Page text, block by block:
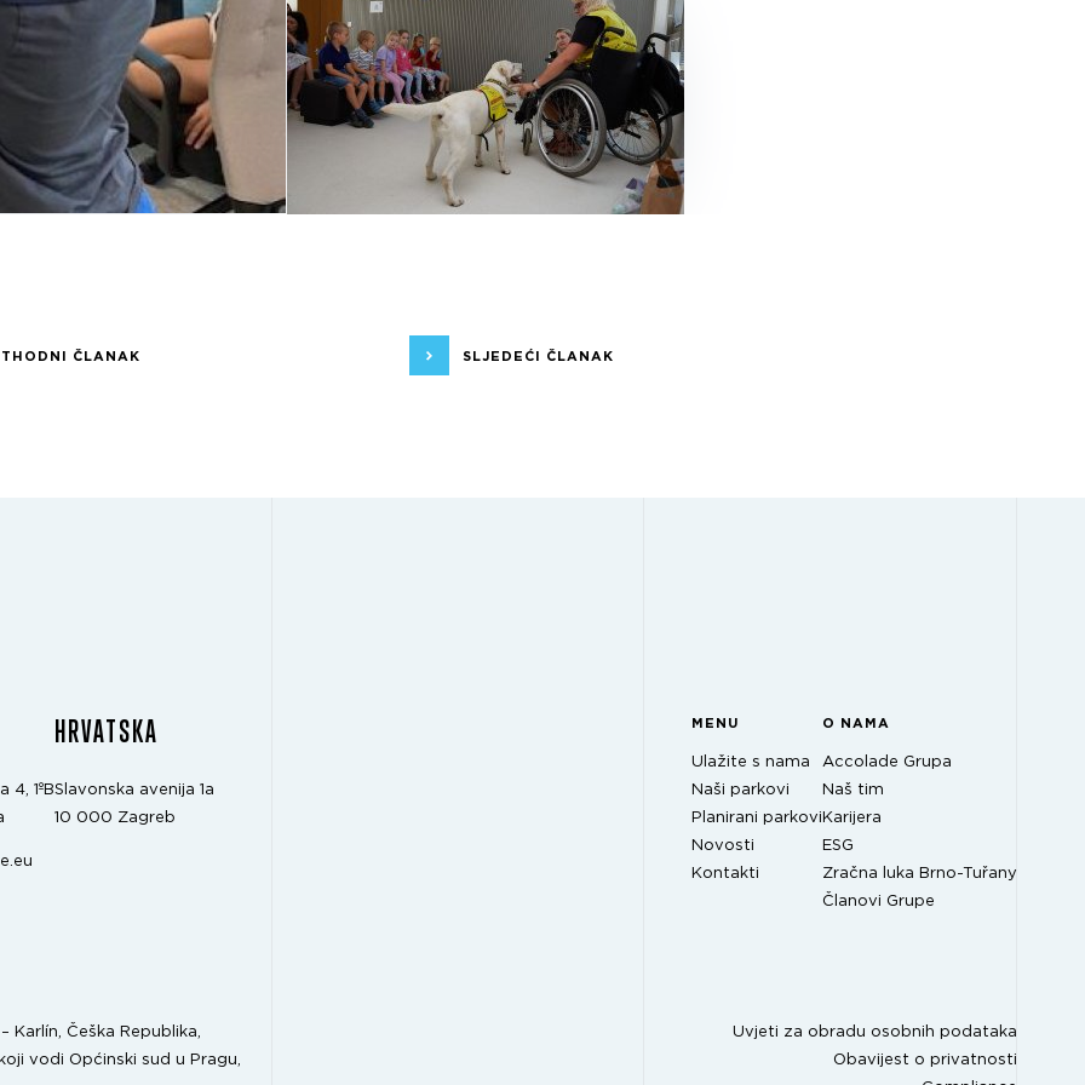
ČLANAK SLJEDEĆI ČLANAK
4, 1ºB
HRVATSKA
Slavonska avenija 1a
10 000 Zagreb
MENU
Ulažite s nama
Naši parkovi
Planirani parkovi
Novosti
Kontakti
O NAMA
Accolade Grupa
Naš tim
Karijera
ESG
Zračna luka Brno-Tuřany
Članovi Grupe
Karlín, Češka Republika,
vodi Općinski sud u Pragu,
Uvjeti za obradu osobnih podataka
Obavijest o privatnosti